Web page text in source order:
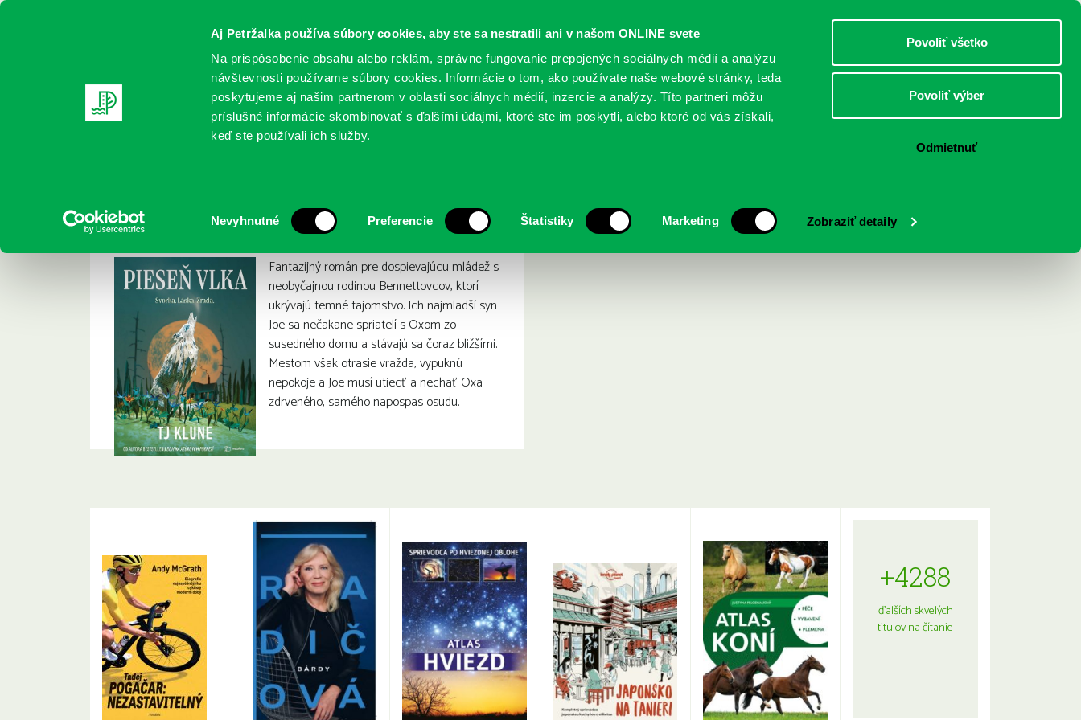
Aj Petržalka používa súbory cookies, aby ste sa nestratili ani v našom ONLINE svete
Na prispôsobenie obsahu alebo reklám, správne fungovanie prepojených sociálnych médií a analýzu
návštevnosti používame súbory cookies. Informácie o tom, ako používate naše webové stránky, teda
poskytujeme aj našim partnerom v oblasti sociálnych médií, inzercie a analýzy. Títo partneri môžu
príslušné informácie skombinovať s ďalšími údajmi, ktoré ste im poskytli, alebo ktoré od vás získali,
keď ste používali ich služby.
súhlasu
Nevyhnutné Preferencie Štatistiky Marketing Zobraziť detaily
Povoliť všetko
Povoliť výber
Odmietnuť
DOSPELÍ
REGISTRUJTE SA ONLINE KATALÓGY SLUŽBY PODUJATIA POBOČKY O KNIŽNICI
Klune, TJ: Pieseň vlka
Fantazijný román pre dospievajúcu mládež s
neobyčajnou rodinou Bennettovcov, ktorí
ukrývajú temné tajomstvo. Ich najmladší syn
Joe sa nečakane spriatelí s Oxom zo
susedného domu a stávajú sa čoraz bližšími.
Mestom však otrasie vražda, vypuknú
nepokoje a Joe musí utiecť a nechať Oxa
zdrveného, samého napospas osudu.
+4288
ďalších skvelých
titulov na čítanie